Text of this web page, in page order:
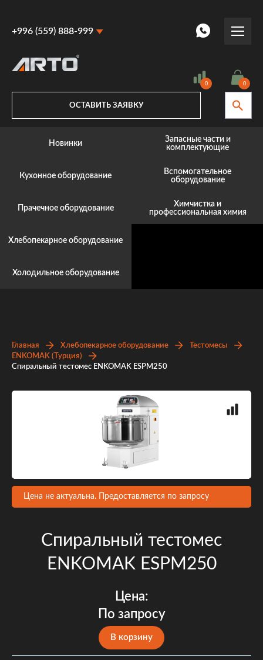
+996 (559) 888-999
+996 (559) 888-999
0 0
ОСТАВИТЬ ЗАЯВКУ
Новинки
Кухонное оборудование
Прачечное оборудование
Хлебопекарное оборудование
Холодильное оборудование
Запасные части и
комплектующие
Вспомогательное
оборудование
Химчистка и
профессиональная химия
Главная Хлебопекарное оборудование
Тестомесы
ENKOMAK (Турция)
Спиральный тестомес ENKOMAK ESPM250
Цена не актуальна. Предоставляется по запросу
Спиральный тестомес
ENKOMAK ESPM250
Цена:
По запросу
В корзину